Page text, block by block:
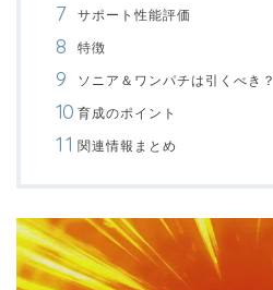
サポート性能評価
特徴
ソニア＆ワンパチは引くべき？
育成のポイント
関連情報まとめ